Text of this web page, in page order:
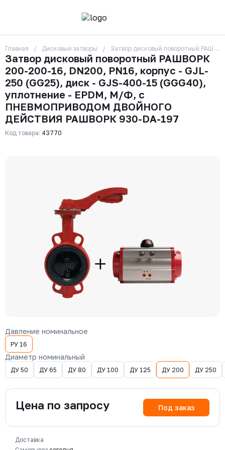
О компании
Контакты
Бренды
Отзывы
Сотрудники
Вакансии
Доставка
Оплата
Вопрос-ответ
Заказать звонок
zakaz325@ks-rus.com
Email для связи
Одинцово, Внуковская 9, пав. 31
Пункт выдачи заказов
Главная Дисковые затворы Затвор дисковый поворотный
Затвор дисковый поворотный РАШВОРК
200-200-16, DN200, PN16, корпус - GJL-
250 (GG25), диск - GJS-400-15 (GGG40),
уплотнение - EPDM, М/Ф, с
ПНЕВМОПРИВОДОМ ДВОЙНОГО
ДЕЙСТВИЯ РАШВОРК 930-DA-197
Код товара: 43770
Давление номинальное
РУ 16
Диаметр номинальный
ДУ 50 ДУ 65 ДУ 80 ДУ 100 ДУ 125 ДУ 200 ДУ 250
Цена по запросу Под заказ
Доставка